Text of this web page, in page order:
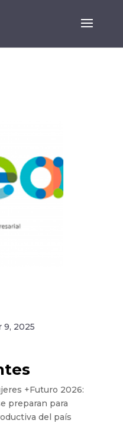
9, 2025
+Futuro 2026:
preparan para
del país